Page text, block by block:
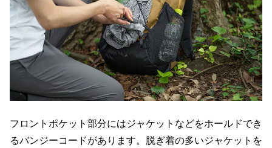
フロントポケット部分にはジャケットなどをホールドでき
るバンジーコードがあります。脱ぎ着の多いジャケットを